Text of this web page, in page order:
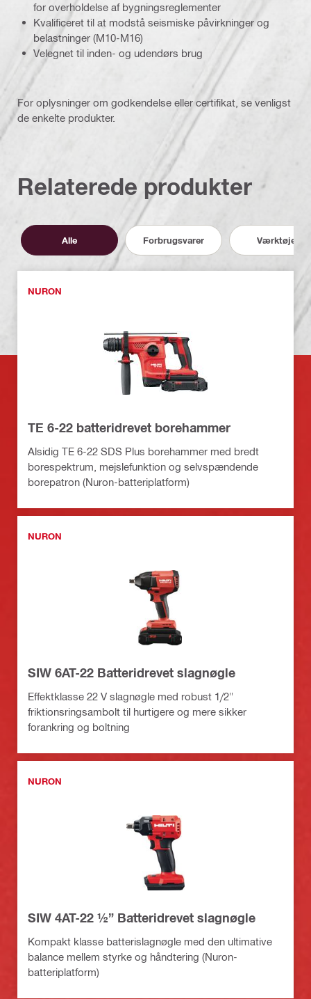
for overholdelse af bygningsreglementer
Kvalificeret til at modstå seismiske påvirkninger og
belastninger (M10-M16)
Velegnet til inden- og udendørs brug
For oplysninger om godkendelse eller certifikat, se venligst
de enkelte produkter.
Relaterede produkter
Alle Forbrugsvarer Værktøjer
NURON
TE 6-22 batteridrevet borehammer
Alsidig TE 6-22 SDS Plus borehammer med bredt
borespektrum, mejslefunktion og selvspændende
borepatron (Nuron-batteriplatform)
NURON
SIW 6AT-22 Batteridrevet slagnøgle
Effektklasse 22 V slagnøgle med robust 1/2"
friktionsringsambolt til hurtigere og mere sikker
forankring og boltning
NURON
SIW 4AT-22 ½” Batteridrevet slagnøgle
Kompakt klasse batterislagnøgle med den ultimative
balance mellem styrke og håndtering (Nuron-
batteriplatform)